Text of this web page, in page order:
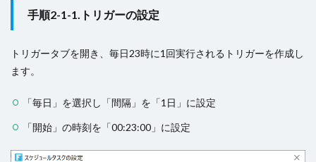
手順2-1-1.トリガーの設定
トリガータブを開き、毎日23時に1回実行されるトリガーを作成し
ます。
「毎日」を選択し「間隔」を「1日」に設定
「開始」の時刻を「00:23:00」に設定